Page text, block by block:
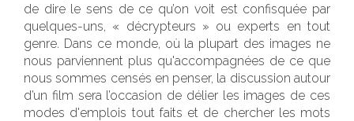
de dire le sens de ce qu’on voit est confisquée par
quelques-uns, « décrypteurs » ou experts en tout
genre. Dans ce monde, où la plupart des images ne
nous parviennent plus qu'accompagnées de ce que
nous sommes censés en penser, la discussion autour
d’un film sera l’occasion de délier les images de ces
modes d'emplois tout faits et de chercher les mots